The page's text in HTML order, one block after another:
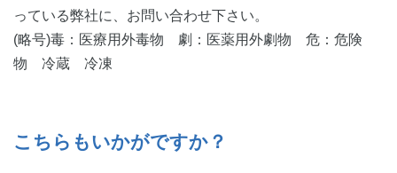
っている弊社に、お問い合わせ下さい。
(略号)毒：医療用外毒物 劇：医薬用外劇物 危：危険
物 冷蔵 冷凍
こちらもいかがですか？